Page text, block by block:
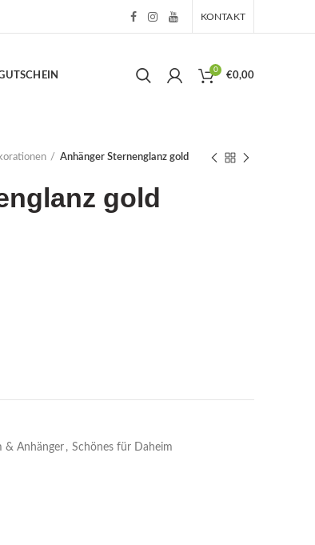
KONTAKT
0
€0,00
Anhänger Sternenglanz gold
gold
& Anhänger , Schönes für Daheim